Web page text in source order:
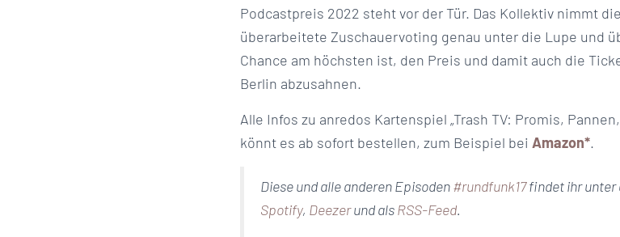
Podcastpreis 2022 steht vor der Tür. Das Kollektiv nimmt
überarbeitete Zuschauervoting genau unter die Lupe und
Chance am höchsten ist, den Preis und damit auch die
Berlin abzusahnen.
Alle Infos zu anredos Kartenspiel „Trash TV: Promis,
könnt es ab sofort bestellen, zum Beispiel bei Amazon*.
Diese und alle anderen Episoden#rundfunk17findet ihr unter
Spotify, Deezerund alsRSS-Feed.